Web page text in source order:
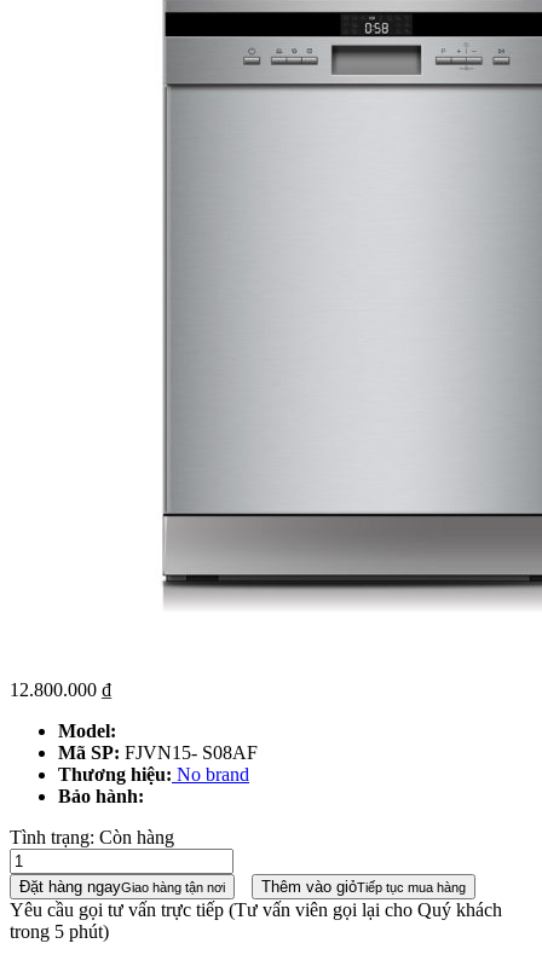
12.800.000 ₫
Model:
Mã SP: FJVN15- S08AF
Thương hiệu: No brand
Bảo hành:
Tình trạng: Còn hàng
Đặt hàng ngayGiao hàng tận nơi Thêm vào giỏTiếp tục mua hàng
Yêu cầu gọi tư vấn trực tiếp (Tư vấn viên gọi lại cho Quý khách
trong 5 phút)